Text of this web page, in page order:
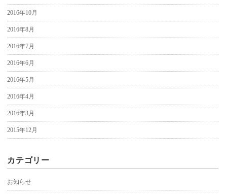
2016年10月
2016年8月
2016年7月
2016年6月
2016年5月
2016年4月
2016年3月
2015年12月
カテゴリー
お知らせ